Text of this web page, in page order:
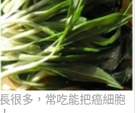
很多，常吃能把癌細胞